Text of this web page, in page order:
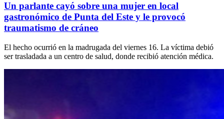
Un parlante cayó sobre una mujer en local
gastronómico de Punta del Este y le provocó
traumatismo de cráneo
El hecho ocurrió en la madrugada del viernes 16. La víctima debió
ser trasladada a un centro de salud, donde recibió atención médica.